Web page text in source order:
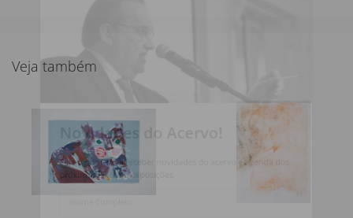
Veja também
Novidades do Acervo!
Seja o primeiro a receber novidades do acervo e agenda dos
próximos leilões e exposições.